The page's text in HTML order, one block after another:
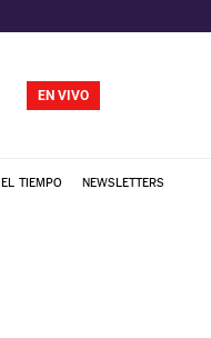
EN VIVO
EL TIEMPO NEWSLETTERS